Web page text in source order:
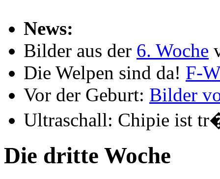
News:
Bilder aus der 6. Woche
Die Welpen sind da! F-
Vor der Geburt: Bilder
Ultraschall: Chipie ist
Die dritte Woche